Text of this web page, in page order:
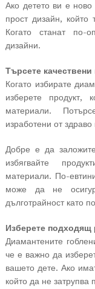
Ако детето ви е
прост дизайн,
Когато станат по-
дизайни.
Търсете
Когато избирате
изберете продукт,
материали.
изработени от
Добре е да
избягвайте
материали. По-
може да не
дълготрайност като
Изберете подходящ
Диамантените
че е важно да
вашето дете. Ако
който да не затрупва